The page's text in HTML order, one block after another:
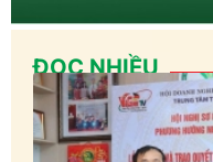
ĐỌC NHIỀU